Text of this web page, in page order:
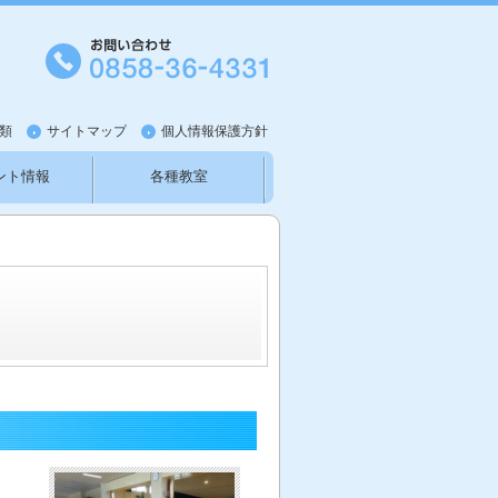
個人情報保護方針
サイトマップ
ト情報 各種教室
らせ 新型コロナウイルス